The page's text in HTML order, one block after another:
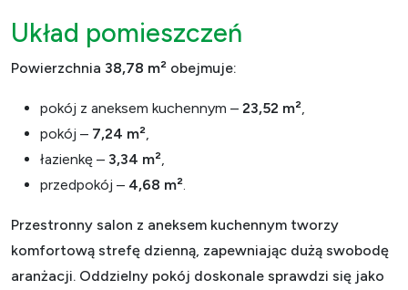
Układ pomieszczeń
Powierzchnia 38,78 m² obejmuje:
pokój z aneksem kuchennym – 23,52 m²
pokój – 7,24 m²
łazienkę – 3,34 m²
przedpokój – 4,68 m²
Przestronny salon z aneksem kuchennym tworzy
komfortową strefę dzienną, zapewniając dużą swobodę
aranżacji. Oddzielny pokój doskonale sprawdzi się jako